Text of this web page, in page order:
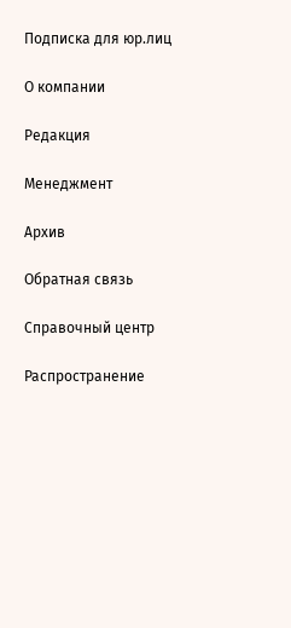
Подписка для юр.лиц
О компании
Редакция
Менеджмент
Архив
Обратная связь
Справочный центр
Распространение